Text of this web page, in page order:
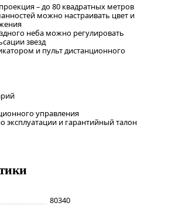
– до 80 квадратных метров
можно настраивать цвет и
неба можно регулировать
звезд
и пульт дистанционного
управления
эксплуатации и гарантийный талон
80340